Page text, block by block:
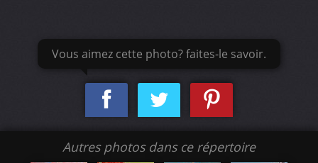
Vous aimez cette photo? faites-le savoir.
Autres photos dans ce répertoire